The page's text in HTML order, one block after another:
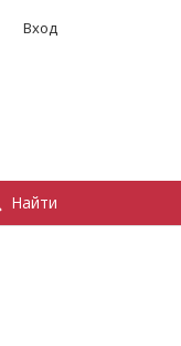
Найти
Вход